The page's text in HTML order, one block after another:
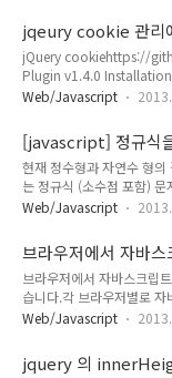
'male'; alert(obj.id);
알아보자 위에서 언급한
for(var temp in obj){
jqeury cookie 관리
jQuery cookiehttps://
Plugin v1.4.0
cookie, valid across
7, path: '/' }); Read
Web/Javascript
[javascript] 정규식
하 제거 추출하기
현재 정수형과 자연수 형
는 정규식 (소수점 포함)
추출하는 정규식 예제 입
(소수점 제거) 문자와 숫자
거)만 추출하는 정규식 예
parseInt('-10.2em',10) );
용한 숫자, 한글 체크 :
스크립트 Number()와
Web/Javascript
브라우저에서 자바
Site
브라우저에서 자바스크립
습니다.각 브라우저별로
와 있는데, 괜찮네요.
Web/Javascript
jquery 의